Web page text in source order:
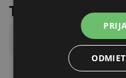
Technické